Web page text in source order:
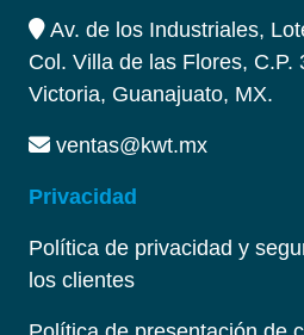
Av. de los Industriales,
Col. Villa de las Flores, C.P.
Victoria, Guanajuato, MX.
ventas@kwt.mx
Privacidad
Política de privacidad y
los clientes